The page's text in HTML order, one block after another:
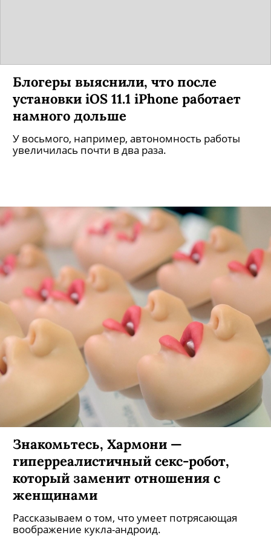
Блогеры выяснили, что после
установки iOS 11.1 iPhone работает
намного дольше
У восьмого, например, автономность работы
увеличилась почти в два раза.
Знакомьтесь, Хармони —
гиперреалистичный секс-робот,
который заменит отношения с
женщинами
Рассказываем о том, что умеет потрясающая
воображение кукла-андроид.